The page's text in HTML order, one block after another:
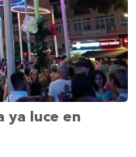
ya luce en